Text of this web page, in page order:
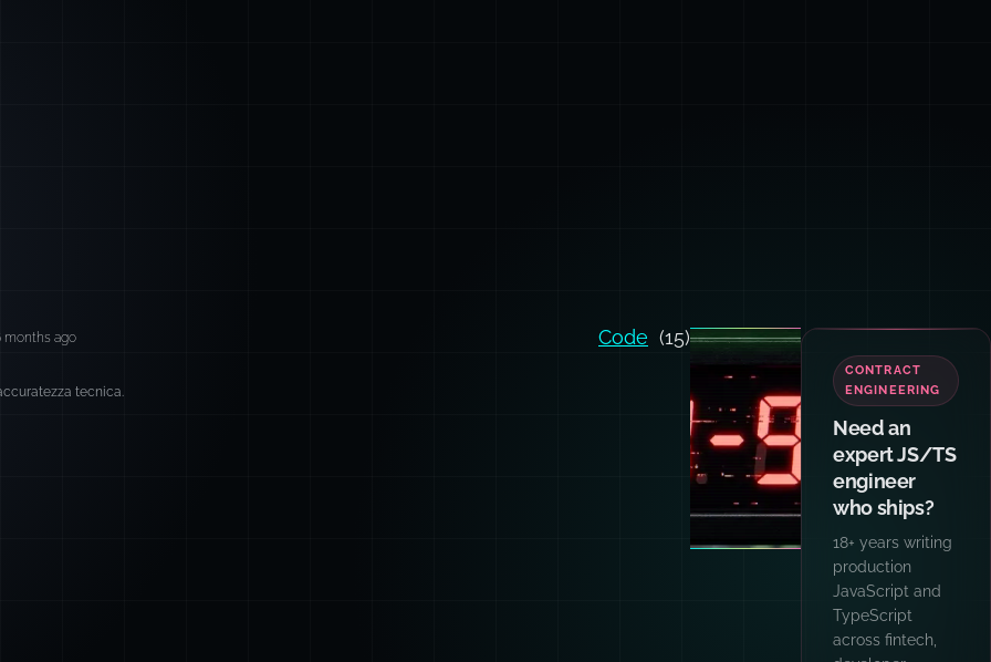
months ago Code (15)
tecnica.
CONTRACT
ENGINEERING
Need an
expert JS/TS
engineer
who ships?
18+ years writing
production
JavaScript and
TypeScript
across fintech,